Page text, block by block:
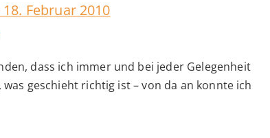
18. Februar 2010
dass ich immer und bei jeder Gelegenheit
geschieht richtig ist – von da an konnte ich